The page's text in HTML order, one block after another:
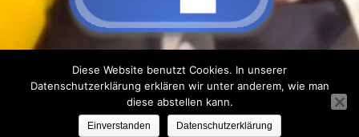
Color Awesomeness | Copyright 2026
Olaf Kuchenbecker, Hamburg | TV-Schiedsrichter &
Rekord-Experte | Powered byWordPress
Diese Website benutzt Cookies. In unserer
Datenschutzerklärung erklären wir unter anderem, wie man
diese abstellen kann.
Einverstanden Datenschutzerklärung